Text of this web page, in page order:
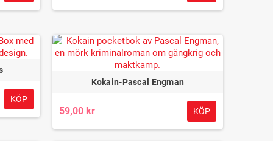
KÖP
Kokain-Pascal Engman
59,00 kr KÖP